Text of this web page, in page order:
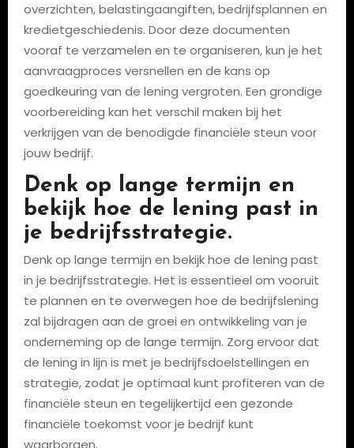
overzichten, belastingaangiften, bedrijfsplannen en
kredietgeschiedenis. Door deze documenten
vooraf te verzamelen en te organiseren, kun je het
aanvraagproces versnellen en de kans op
goedkeuring van de lening vergroten. Een grondige
voorbereiding kan het verschil maken bij het
verkrijgen van de benodigde financiële steun voor
jouw bedrijf.
Denk op lange termijn en
bekijk hoe de lening past in
je bedrijfsstrategie.
Denk op lange termijn en bekijk hoe de lening past
in je bedrijfsstrategie. Het is essentieel om vooruit
te plannen en te overwegen hoe de bedrijfslening
zal bijdragen aan de groei en ontwikkeling van je
onderneming op de lange termijn. Zorg ervoor dat
de lening in lijn is met je bedrijfsdoelstellingen en
strategie, zodat je optimaal kunt profiteren van de
financiële steun en tegelijkertijd een gezonde
financiële toekomst voor je bedrijf kunt
waarborgen.